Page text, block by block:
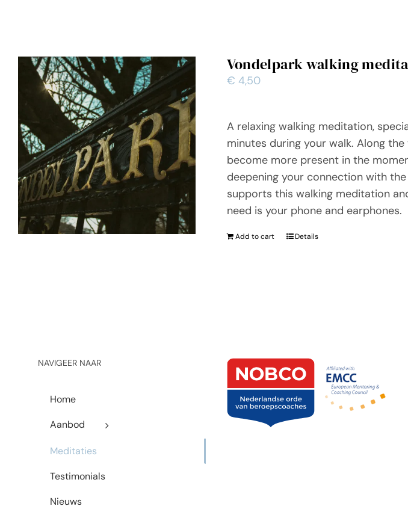
Vondelpark walking
€ 4,50
A relaxing walking meditation,
minutes during your walk. Along
become more present in the
deepening your connection with
supports this walking meditation
need is your phone and earphones.
Add to cart Details
NAVIGEER NAAR
Home
Aanbod
Meditaties
Testimonials
Nieuws